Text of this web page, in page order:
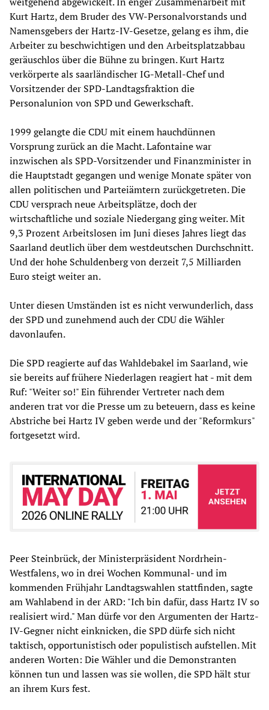
Kurt Hartz, dem Bruder des VW-Personalvorstands und
Namensgebers der Hartz-IV-Gesetze, gelang es ihm, die
Arbeiter zu beschwichtigen und den Arbeitsplatzabbau
geräuschlos über die Bühne zu bringen. Kurt Hartz
verkörperte als saarländischer IG-Metall-Chef und
Vorsitzender der SPD-Landtagsfraktion die
Personalunion von SPD und Gewerkschaft.
1999 gelangte die CDU mit einem hauchdünnen
Vorsprung zurück an die Macht. Lafontaine war
inzwischen als SPD-Vorsitzender und Finanzminister in
die Hauptstadt gegangen und wenige Monate später von
allen politischen und Parteiämtern zurückgetreten. Die
CDU versprach neue Arbeitsplätze, doch der
wirtschaftliche und soziale Niedergang ging weiter. Mit
9,3 Prozent Arbeitslosen im Juni dieses Jahres liegt das
Saarland deutlich über dem westdeutschen Durchschnitt.
Und der hohe Schuldenberg von derzeit 7,5 Milliarden
Euro steigt weiter an.
Unter diesen Umständen ist es nicht verwunderlich, dass
der SPD und zunehmend auch der CDU die Wähler
davonlaufen.
Die SPD reagierte auf das Wahldebakel im Saarland, wie
sie bereits auf frühere Niederlagen reagiert hat - mit dem
Ruf: "Weiter so!" Ein führender Vertreter nach dem
anderen trat vor die Presse um zu beteuern, dass es keine
Abstriche bei Hartz IV geben werde und der "Reformkurs"
fortgesetzt wird.
Peer Steinbrück, der Ministerpräsident Nordrhein-
Westfalens, wo in drei Wochen Kommunal- und im
kommenden Frühjahr Landtagswahlen stattfinden, sagte
am Wahlabend in der ARD: "Ich bin dafür, dass Hartz IV so
realisiert wird." Man dürfe vor den Argumenten der Hartz-
IV-Gegner nicht einknicken, die SPD dürfe sich nicht
taktisch, opportunistisch oder populistisch aufstellen. Mit
anderen Worten: Die Wähler und die Demonstranten
können tun und lassen was sie wollen, die SPD hält stur
an ihrem Kurs fest.